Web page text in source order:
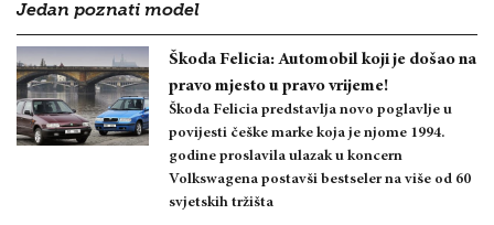
Jedan poznati model
Škoda Felicia: Automobil koji je došao na
pravo mjesto u pravo vrijeme!
Škoda Felicia predstavlja novo poglavlje u
povijesti češke marke koja je njome 1994.
godine proslavila ulazak u koncern
Volkswagena postavši bestseler na više od 60
svjetskih tržišta